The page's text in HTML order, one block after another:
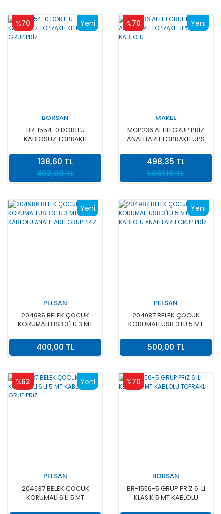
Yeni
%70
BORSAN
BR-1554-0 DÖRTLÜ
KABLOSUZ TOPRAKLI
462,00 TL
138,60 TL
Yeni
%70
MAKEL
MGP236 ALTILI GRUP PRİZ
ANAHTARLI TOPRAKLI UPS
1.661,16 TL
498,35 TL
Yeni
PELSAN
204986 BELEK ÇOCUK
KORUMALI USB 3'LÜ 3 MT
PRİZ
400,00 TL
Yeni
PELSAN
204987 BELEK ÇOCUK
KORUMALI USB 3'LÜ 5 MT
PRİZ
500,00 TL
Yeni
%62
PELSAN
204937 BELEK ÇOCUK
KORUMALI 6'LI 5 MT
%70
BORSAN
BR-1556-5 GRUP PRİZ 6' LI
KLASİK 5 MT KABLOLU